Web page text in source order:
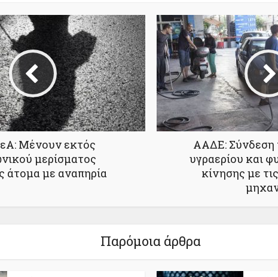
Μένουν εκτός
μερίσματος
άτομα με αναπηρία
ΑΑΔΕ: Σύνδεση
υγραερίου και
κίνησης με
Παρόμοια άρθρα